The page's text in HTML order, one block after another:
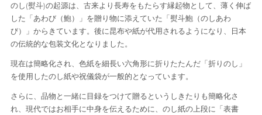
のし(熨斗)の起源は、古来より長寿をもたらす縁起物として、薄く伸ば
した「あわび（鮑）」を贈り物に添えていた「熨斗鮑（のしあわ
び）」からきています。後に昆布や紙が代用されるようになり、日本
の伝統的な包装文化となりました。
現在は簡略化され、色紙を細長い六角形に折りたたんだ「折りのし」
を使用したのし紙や祝儀袋が一般的となっています。
さらに、品物と一緒に目録をつけて贈るというしきたりも簡略化さ
れ、現代ではお相手に中身を伝えるために、のし紙の上段に「表書